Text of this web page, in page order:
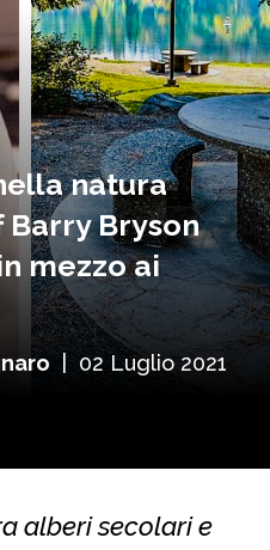
natura
Bryson
mezzo ai
02 Luglio 2021
alberi secolari e